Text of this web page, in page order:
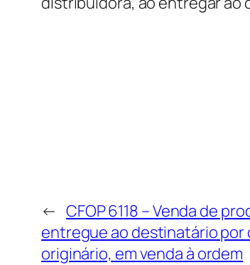
← CFOP 6118 – Venda de
entregue ao destinatário
originário, em venda à ordem